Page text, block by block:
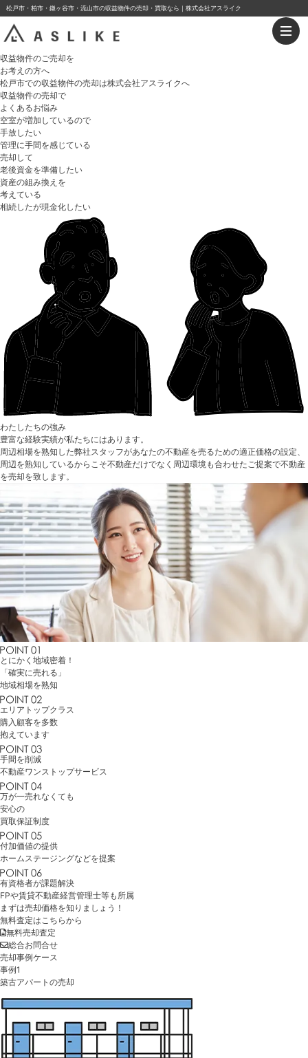
松戸市・柏市・鎌ヶ谷市・流山市の収益物件の売却・買取なら｜株式会社アスライク
収益物件のご売却を
お考えの方へ
松戸市での収益物件の売却は株式会社アスライクへ
収益物件の売却で
よくあるお悩み
空室が増加しているので
手放したい
管理に手間を感じている
売却して
老後資金を準備したい
資産の組み換え を
考えている
相続したが現金化したい
わたしたちの強み
豊富な経験実績が私たちにはあります。
周辺相場を熟知した弊社スタッフがあなたの不動産を売るための適正価格の設定、
周辺を熟知しているからこそ不動産だけでなく周辺環境も合わせたご提案で不動産
を売却を致します。
とにかく地域密着！
「確実に売れる」
地域相場を熟知
エリアトップクラス
購入顧客を多数
抱えています
手間を削減
不動産ワンストップサービス
万が一売れなくても
安心の
買取保証制度
付加価値の提供
ホームステージングなどを提案
有資格者が課題解決
FPや賃貸不動産経営管理士等も所属
まずは売却価格を知りましょう！
無料査定はこちらから
無料売却査定
総合お問合せ
売却事例ケース
事例1
築古アパートの売却